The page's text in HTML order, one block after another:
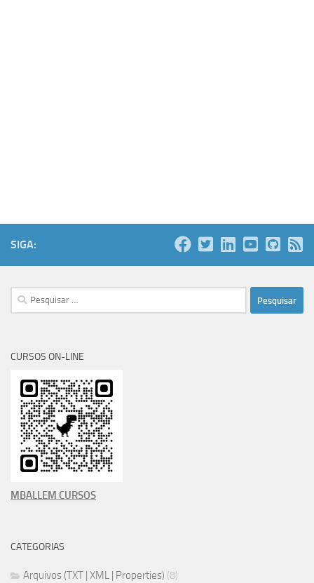
SIGA:
Pesquisar
por:
CURSOS ON-LINE
MBALLEM CURSOS
CATEGORIAS
Arquivos (TXT | XML | Properties) (8)